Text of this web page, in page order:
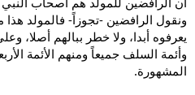
ونقول الرافضين -تجوزاً- فالمولد
يعرفوه أبدا، ولا خطر ببالهم أصلا،
وأئمة السلف جميعاً ومنهم الأئمة
المشهورة.